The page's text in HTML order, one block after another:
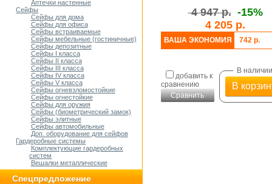
Аптечки настенные
Сейфы
Сейфы для дома
Сейфы для офиса
Сейфы встраиваемые
Сейфы мебельные (гостиничные)
Сейфы депозитные
Cейфы I класса
Сейфы II класса
Сейфы III класса
Сейфы IV класса
Сейфы V класса
Сейфы огневзломостойкие
Сейфы огнестойкие
Сейфы для оружия
Сейфы (биометрический замок)
Сейфы элитные
Cейфы автомобильные
Доп. оборудование для сейфов
Гардеробные системы
Комплектующие гардеробных
систем
Вешалки металлические
Спецпредложение
4 947 р. -15%
4 205 р.
ВАША ЭКОНОМИЯ 742 р.
добавить к
сравнению
Сравнить
В наличии
В